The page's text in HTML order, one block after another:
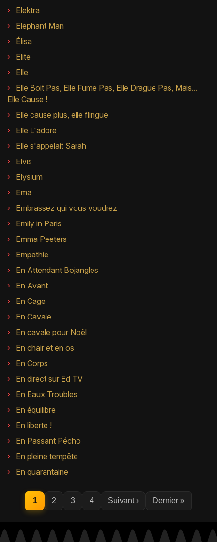
Elektra
Elephant Man
Élisa
Elite
Elle
Elle Cause !
Elle cause plus, elle flingue
Elle L'adore
Elle s'appelait Sarah
Elvis
Elysium
Ema
Embrassez qui vous voudrez
Emily in Paris
Emma Peeters
Empathie
En Attendant Bojangles
En Avant
En Cage
En Cavale
En cavale pour Noël
En chair et en os
En Corps
En direct sur Ed TV
En Eaux Troubles
En équilibre
En liberté !
En Passant Pécho
En pleine tempête
En quarantaine
1 2 3 4 Suivant › Dernier »